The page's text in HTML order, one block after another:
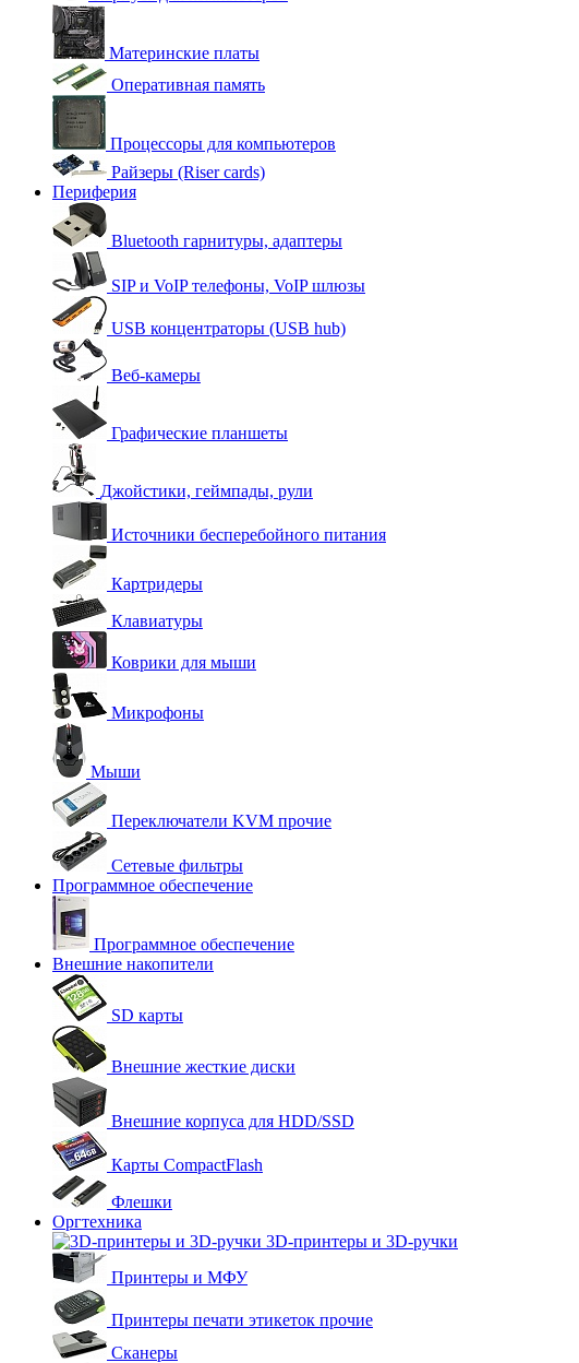
Материнские платы
Оперативная память
Процессоры для компьютеров
Райзеры (Riser cards)
Периферия
Bluetooth гарнитуры, адаптеры
SIP и VoIP телефоны, VoIP шлюзы
USB концентраторы (USB hub)
Веб-камеры
Графические планшеты
Джойстики, геймпады, рули
Источники бесперебойного питания
Картридеры
Клавиатуры
Коврики для мыши
Микрофоны
Мыши
Переключатели KVM прочие
Сетевые фильтры
Программное обеспечение
Программное обеспечение
Внешние накопители
SD карты
Внешние жесткие диски
Внешние корпуса для HDD/SSD
Карты CompactFlash
Флешки
Оргтехника
3D-принтеры и 3D-ручки
Принтеры и МФУ
Принтеры печати этикеток прочие
Сканеры